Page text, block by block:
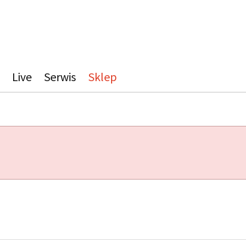
Live Serwis Sklep